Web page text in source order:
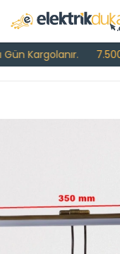
Kargolanır.